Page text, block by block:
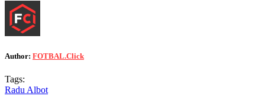
Author: FOTBAL.Click
Tags:
Radu Albot